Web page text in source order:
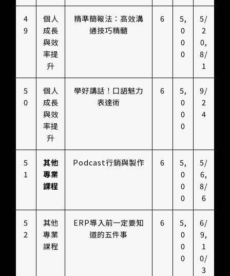
4
9
個人
成長
與效
率提
升
精準簡報法：高效溝
通技巧精髓
6
5,
0
0
0
5/
2
0,
8/
1
5
0
個人
成長
與效
率提
升
學好講話！口語魅力
表達術
6
5,
0
0
0
9/
2
4
5
1
其他
專業
課程
Podcast行銷與製作 6
5,
0
0
0
5/
6,
8/
6
5
2
其他
專業
課程
ERP導入前一定要知
道的五件事
6
5,
0
0
0
6/
9,
1
0/
3